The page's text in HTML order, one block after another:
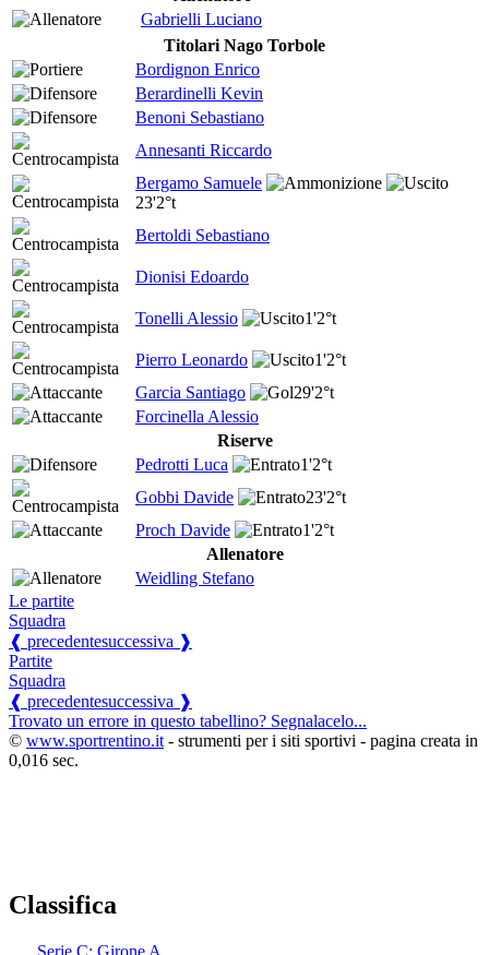
Gabrielli Luciano
Titolari Nago Torbole
Bordignon Enrico
Berardinelli Kevin
Benoni Sebastiano
Annesanti Riccardo
Bergamo Samuele
23'2°t
Bertoldi Sebastiano
Dionisi Edoardo
Tonelli Alessio 1'2°t
Pierro Leonardo 1'2°t
Garcia Santiago
29'2°t
Forcinella Alessio
Riserve
Pedrotti Luca
1'2°t
Gobbi Davide
23'2°t
Proch Davide
1'2°t
Allenatore
Weidling Stefano
Le partite
Squadra
❰ precedentesuccessiva ❱
Partite
Squadra
❰ precedentesuccessiva ❱
Trovato un errore in questo tabellino? Segnalacelo...
© www.sportrentino.it - strumenti per i siti sportivi - pagina creata in
0,016 sec.
Classifica
Serie C: Girone A